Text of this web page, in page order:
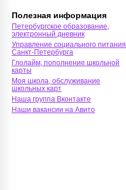
Полезная информация
Петербургское образование,
электронный дневник
Управление социального питания
Санкт-Петербурга
Глолайм, пополнение школьной
карты
Моя школа, обслуживание
школьных карт
Наша группа Вконтакте
Наши вакансии на Авито